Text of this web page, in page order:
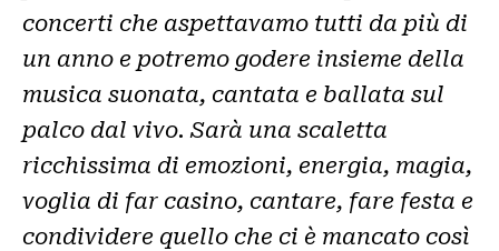
concerti che aspettavamo tutti da più di
un anno e potremo godere insieme della
musica suonata, cantata e ballata sul
palco dal vivo. Sarà una scaletta
ricchissima di emozioni, energia, magia,
voglia di far casino, cantare, fare festa e
condividere quello che ci è mancato così